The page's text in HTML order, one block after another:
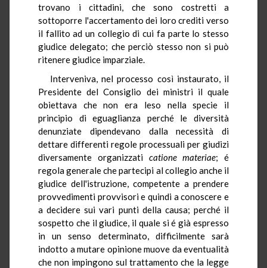
trovano i cittadini, che sono costretti a
sottoporre l'accertamento dei loro crediti verso
il fallito ad un collegio di cui fa parte lo stesso
giudice delegato; che perciò stesso non si può
ritenere giudice imparziale.
Interveniva, nel processo così instaurato, il
Presidente del Consiglio dei ministri il quale
obiettava che non era leso nella specie il
principio di eguaglianza perché le diversità
denunziate dipendevano dalla necessità di
dettare differenti regole processuali per giudizi
diversamente organizzati catione materiae; é
regola generale che partecipi al collegio anche il
giudice dell'istruzione, competente a prendere
provvedimenti provvisori e quindi a conoscere e
a decidere sui vari punti della causa; perché il
sospetto che il giudice, il quale si é già espresso
in un senso determinato, difficilmente sarà
indotto a mutare opinione muove da eventualità
che non impingono sul trattamento che la legge